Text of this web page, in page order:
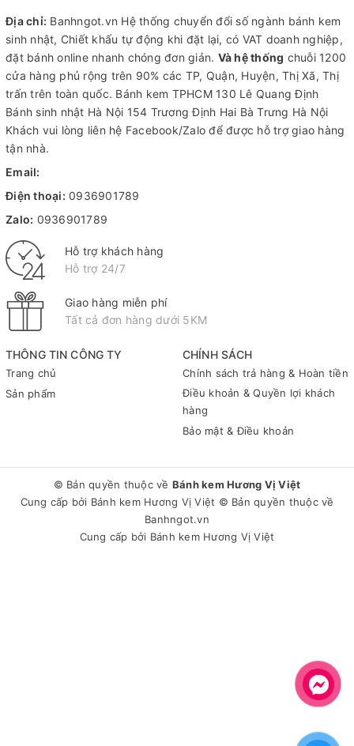
THÔNG TIN CÔNG TY
Trang chủ
Sản phẩm
CHÍNH SÁCH
Chính sách trả hàng & Hoàn tiền
Điều khoản & Quyền lợi khách
hàng
Bảo mật & Điều khoản
Địa chỉ: Banhngot.vn Hệ thống chuyển đổi số ngành bánh kem
sinh nhật, Chiết khấu tự động khi đặt lại, có VAT doanh nghiệp,
đặt bánh online nhanh chóng đơn giản. Và hệ thống chuỗi 1200
cửa hàng phủ rộng trên 90% các TP, Quận, Huyện, Thị Xã, Thị
trấn trên toàn quốc. Bánh kem TPHCM130 Lê Quang Định
Bánh sinh nhật Hà Nội 154 Trương Định Hai Bà Trưng Hà Nội
Khách vui lòng liên hệ Facebook/Zalo để được hỗ trợ giao hàng
tận nhà.
Email:
Điện thoại: 0936901789
Zalo: 0936901789
Hỗ trợ khách hàng
Hỗ trợ 24/7
Giao hàng miễn phí
Tất cả đơn hàng dưới 5KM
© Bản quyền thuộc về Bánh kem Hương Vị Việt
Cung cấp bởi Bánh kem Hương Vị Việt © Bản quyền thuộc về
Banhngot.vn
Cung cấp bởi Bánh kem Hương Vị Việt